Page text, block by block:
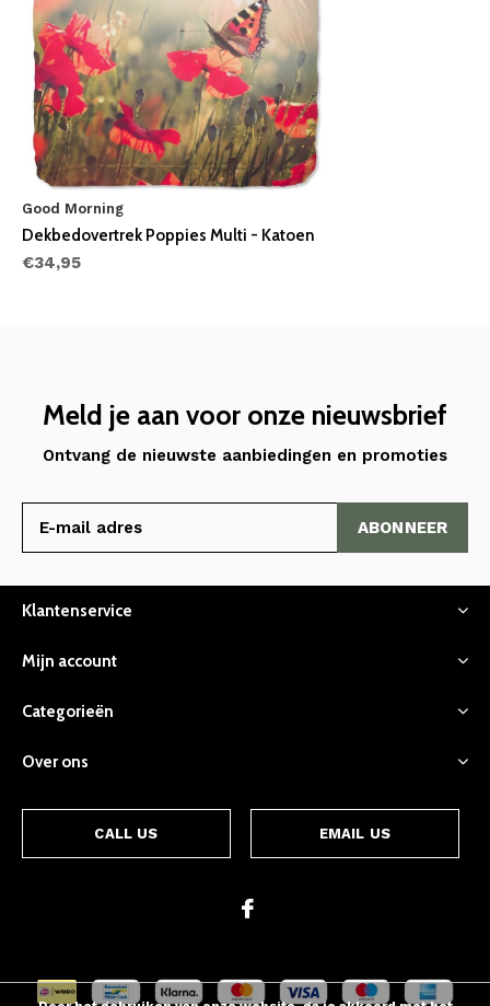
Good Morning
Dekbedovertrek Poppies Multi - Katoen
€34,95
Meld je aan voor onze nieuwsbrief
Ontvang de nieuwste aanbiedingen en promoties
ABONNEER
Klantenservice
Mijn account
Categorieën
Over ons
CALL US EMAIL US